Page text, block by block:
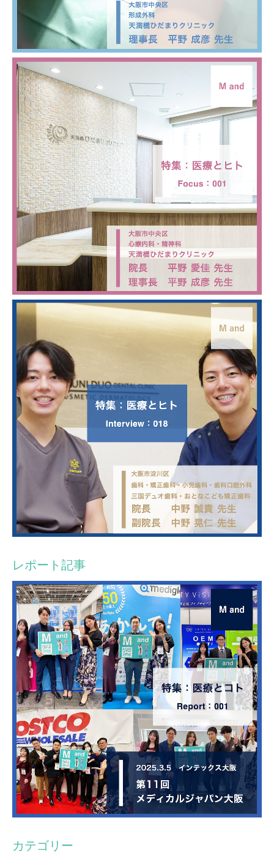
レポート記事
カテゴリー